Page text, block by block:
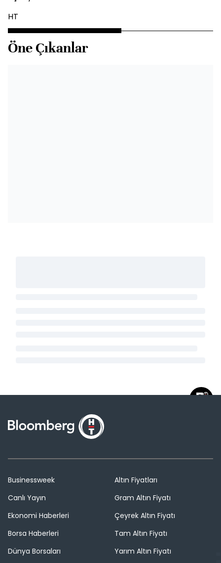
HT
Öne Çıkanlar
Businessweek
Canlı Yayın
Ekonomi Haberleri
Borsa Haberleri
Dünya Borsaları
Altın Fiyatları
Gram Altın Fiyatı
Çeyrek Altın Fiyatı
Tam Altın Fiyatı
Yarım Altın Fiyatı